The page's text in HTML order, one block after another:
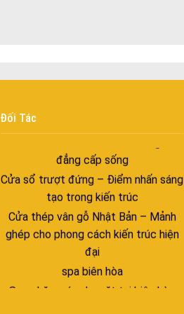
Đối Tác
Cửa nhôm trượt view lớn – Nâng tầm
Cửa sổ trượt đứng – Điểm nhấn sáng
tạo trong kiến trúc
Cửa thép vân gỗ Nhật Bản – Mảnh
ghép cho phong cách kiến trúc hiện
đại
spa biên hòa
Spa chăm sóc da mặt tại biên hòa